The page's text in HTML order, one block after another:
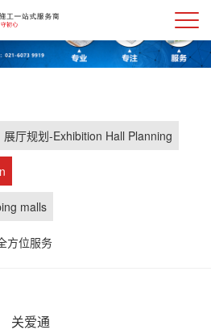
展厅规划-Exhibition Hall Planning
malls
方位服务
关爱通